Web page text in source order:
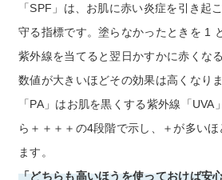
「SPF」は、お肌に赤い炎症を引き起
守る指標です。塗らなかったときを 1
紫外線を当てると翌日かすかに赤くな
数値が大きいほどその効果は高くなりま
「PA」はお肌を黒くする紫外線「UVA
ら＋＋＋＋の4段階で示し、＋が多い
ます。
「どちらも高いほうを使っておけば安